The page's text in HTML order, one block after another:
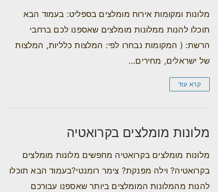
מלונות ומקומות אירוח מומלצים בספליט: בעמוד הבא
תוכלו להנות ממלונות מומלצים שאספנו לכם ברחבי
הרשת: ( המקומות נבחרו לפי: המלצות כלליות, המלצות
של ישראלים, מחירים…
קרא עוד
מלונות מומלצים בקרואטיה
מלונות מומלצים בקרואטיה מחפשים מלונות מומלצים
בקרואטיה? וילה מפנקת? צימר רומנטי?בעמוד הבא תוכלו
להנות מהמלונות המומלצים ביותר שאספנו עבורכם